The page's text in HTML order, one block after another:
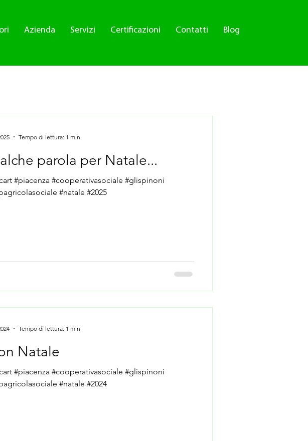
Azienda Servizi Certificazioni Contatti Blog
parola per Natale...
#piacenza #cooperativasociale #glispinoni
#natale #2025
Tempo di lettura: 1 min
Natale
#piacenza #cooperativasociale #glispinoni
#natale #2024
Tempo di lettura: 1 min